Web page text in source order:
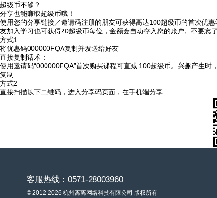
超级币不够？
分享也能赚取超级币哦！
使用您的分享链接／邀请码注册的朋友可获得高达100超级币的首次优
友加入学习也可获得20超级币每位，金额会自动存入您的账户。不要忘
方式1
将优惠码000000FQA复制并发送给好友
直接复制话术：
使用邀请码“000000FQA”首次购买课程可直减 100超级币。兴趣产生时
复制
方式2
直接扫描以下二维码，进入分享码页面，在手机端分享
客服热线：0571-28003960
© 2012-2026 杭州离离网络科技有限公司 版权所有